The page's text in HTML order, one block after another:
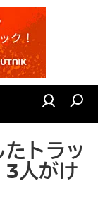
トラッ
人がけ